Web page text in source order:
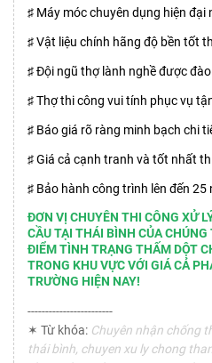
♯ Máy móc chuyên dụng hiện đại
♯ Vật liệu chính hãng độ bền tốt
♯ Đội ngũ thợ lành nghề được
♯ Thợ thi công vui tính phục vụ
♯ Báo giá rõ ràng minh bạch chi
♯ Giá cả cạnh tranh và tốt nhất
♯ Bảo hành công trình lên đến 25
ĐƠN VỊ CHUYÊN THI CÔNG XỬ
CẦU TẠI THÁI BÌNH CỦA
ĐIỂM TÌNH TRẠNG THẤM DỘT
TRONG KHU VỰC VỚI GIÁ CẢ
TRƯỜNG HIỆN NAY!
------------------------
✶ Từ khóa: Chuyên nhận chống
thái bình, chuyen xu ly chong